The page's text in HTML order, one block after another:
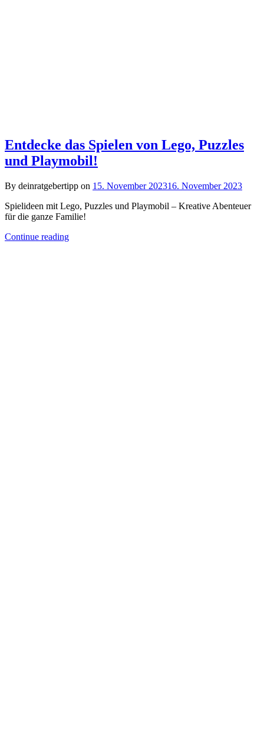
Entdecke das Spielen von Lego, Puzzles
und Playmobil!
By deinratgebertipp on 15. November 202316. November 2023
Spielideen mit Lego, Puzzles und Playmobil – Kreative Abenteuer
für die ganze Familie!
Continue reading